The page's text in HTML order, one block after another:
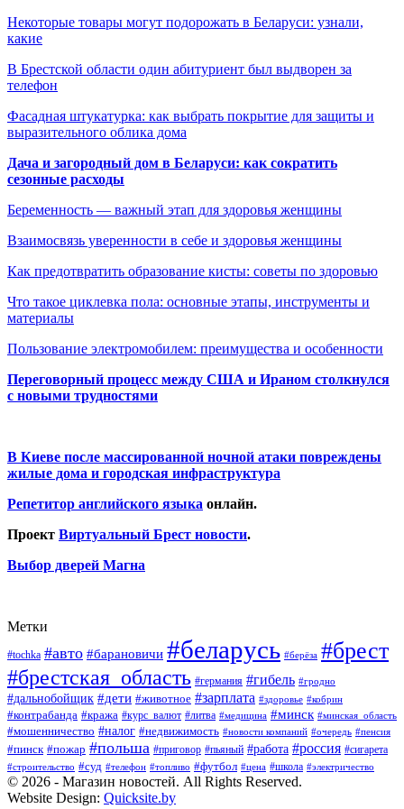
Некоторые товары могут подорожать в Беларуси: узнали,
какие
В Брестской области один абитуриент был выдворен за
телефон
Фасадная штукатурка: как выбрать покрытие для защиты и
выразительного облика дома
Дача и загородный дом в Беларуси: как сократить
сезонные расходы
Беременность — важный этап для здоровья женщины
Взаимосвязь уверенности в себе и здоровья женщины
Как предотвратить образование кисты: советы по здоровью
Что такое циклевка пола: основные этапы, инструменты и
материалы
Пользование электромобилем: преимущества и особенности
Переговорный процесс между США и Ираном столкнулся
с новыми трудностями
В Киеве после массированной ночной атаки повреждены
жилые дома и городская инфраструктура
Репетитор английского языка онлайн.
Проект Виртуальный Брест новости.
Выбор дверей Магна
Метки
#tochka #авто #барановичи #беларусь #берёза #брест
#брестская_область #германия #гибель #гродно
#дальнобойщик #дети #животное #зарплата #здоровье #кобрин
#контрабанда #кража #курс_валют #литва #медицина #минск #минская_область
#мошенничество #налог #недвижимость #новости компаний #очередь #пенсия
#пинск #пожар #польша #приговор #пьяный #работа #россия #сигарета
#строительство #суд #телефон #топливо #футбол #цена #школа #электричество
© 2026 - Магазин новостей. All Rights Reserved.
Website Design: Quicksite.by